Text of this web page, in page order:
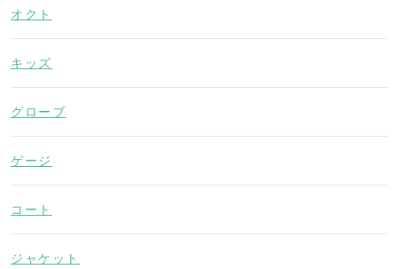
オクト
キッズ
グローブ
ゲージ
コート
ジャケット